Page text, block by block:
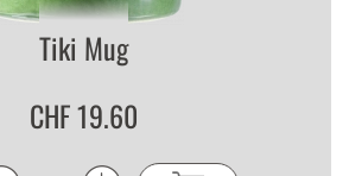
Tiki Mug
CHF 19.60